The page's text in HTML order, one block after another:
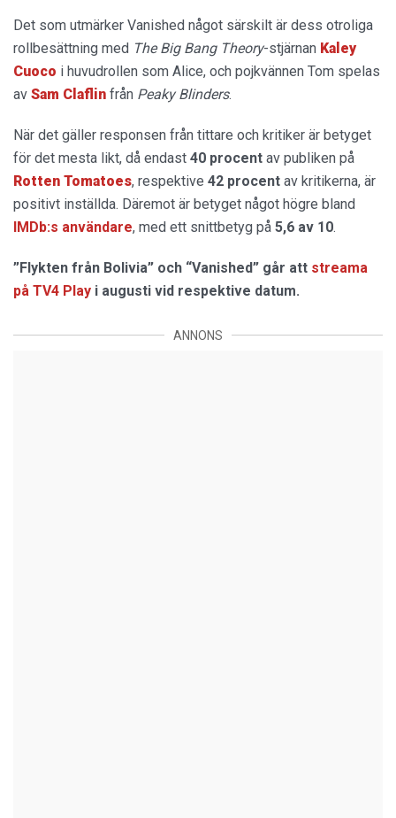
Det som utmärker Vanished något särskilt är dess otroliga
rollbesättning med The Big Bang Theory-stjärnan Kaley
Cuoco i huvudrollen som Alice, och pojkvännen Tom spelas
av Sam Claflin från Peaky Blinders.
När det gäller responsen från tittare och kritiker är betyget
för det mesta likt, då endast 40 procent av publiken på
Rotten Tomatoes, respektive 42 procent av kritikerna, är
positivt inställda. Däremot är betyget något högre bland
IMDb:s användare, med ett snittbetyg på 5,6 av 10.
”Flykten från Bolivia” och “Vanished” går att streama
på TV4 Play i augusti vid respektive datum.
ANNONS